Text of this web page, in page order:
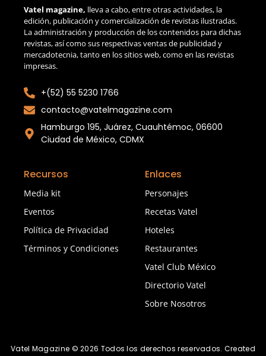
Vatel magazine, lleva a cabo, entre otras actividades, la
edición, publicación y comercialización de revistas ilustradas.
La administración y producción de los contenidos para dichas
revistas, así como sus respectivas ventas de publicidad y
mercadotecnia, tanto en los sitios web, como en las revistas
impresas.
+(52) 55 5230 1766
contacto@vatelmagazine.com
Hamburgo 195, Juárez, Cuauhtémoc, 06600
Ciudad de México, CDMX
Recursos
Media kit
Eventos
Política de Privacidad
Términos y Condiciones
Enlaces
Personajes
Recetas Vatel
Hoteles
Restaurantes
Vatel Club México
Directorio Vatel
Sobre Nosotros
Vatel Magazine © 2026 Todos los derechos reservados. Created